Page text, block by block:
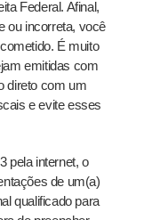
Federal. Afinal,
ou incorreta, você
É muito
emitidas com
direto com um
e evite esses
pela internet, o
de um(a)
qualificado para